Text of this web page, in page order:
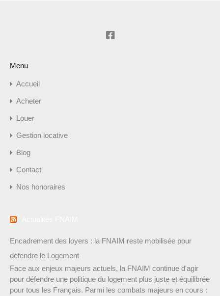
Menu
Accueil
Acheter
Louer
Gestion locative
Blog
Contact
Nos honoraires
Encadrement des loyers : la FNAIM reste mobilisée pour
défendre le Logement
Face aux enjeux majeurs actuels, la FNAIM continue d'agir
pour défendre une politique du logement plus juste et équilibrée
pour tous les Français. Parmi les combats majeurs en cours :